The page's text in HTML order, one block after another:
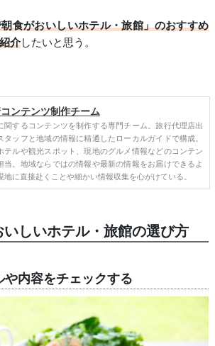
食がおいしいホテル・旅館」のおすすめ
介したいと思う。
ンテンツ制作チーム
関するコンテンツを制作する専門チーム。旅行代理店出
タッフと地域の情報に精通したローカルガイドで構成。
テルや観光スポット、現地のグルメ情報などのコンテン
当。地域ならではの情報や最新の情報をお届けできるよ
地に直接赴くことや細かい情報収集を心がけている。
しいホテル・旅館の選び方
や内容をチェックする